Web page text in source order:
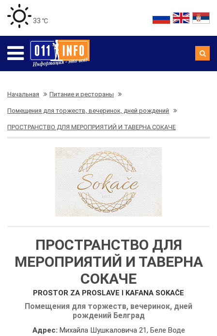
33 ℃
Начальная Питание и рестораны
Помещения для торжеств, вечеринок, дней рождений
ПРОСТРАНСТВО ДЛЯ МЕРОПРИЯТИЙ И ТАВЕРНА СОКАЧЕ
ПРОСТРАНСТВО ДЛЯ
МЕРОПРИЯТИЙ И ТАВЕРНА
СОКАЧЕ
PROSTOR ZA PROSLAVE I KAFANA SOKAČE
Помещения для торжеств, вечеринок, дней
рождений Белград
Адрес: Михайла Шушкаловича 21, Беле Воде